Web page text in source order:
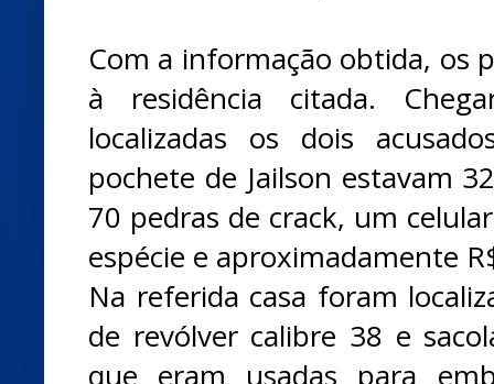
Com a informação obtida, os
à residência citada.
localizadas os dois
pochete de Jailson estavam
70 pedras de crack, um
espécie e aproximadamente
Na referida casa foram
de revólver calibre 38 e
que eram usadas para